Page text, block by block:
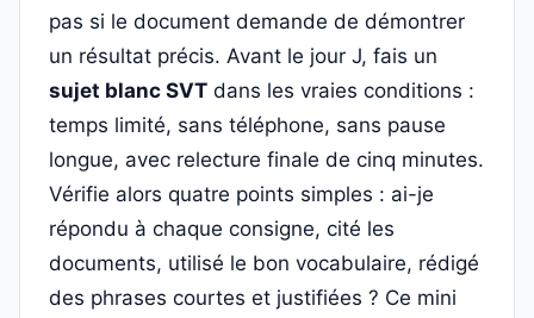
pas si le document demande de démontrer
un résultat précis. Avant le jour J, fais un
sujet blanc SVT dans les vraies conditions :
temps limité, sans téléphone, sans pause
longue, avec relecture finale de cinq minutes.
Vérifie alors quatre points simples : ai-je
répondu à chaque consigne, cité les
documents, utilisé le bon vocabulaire, rédigé
des phrases courtes et justifiées ? Ce mini